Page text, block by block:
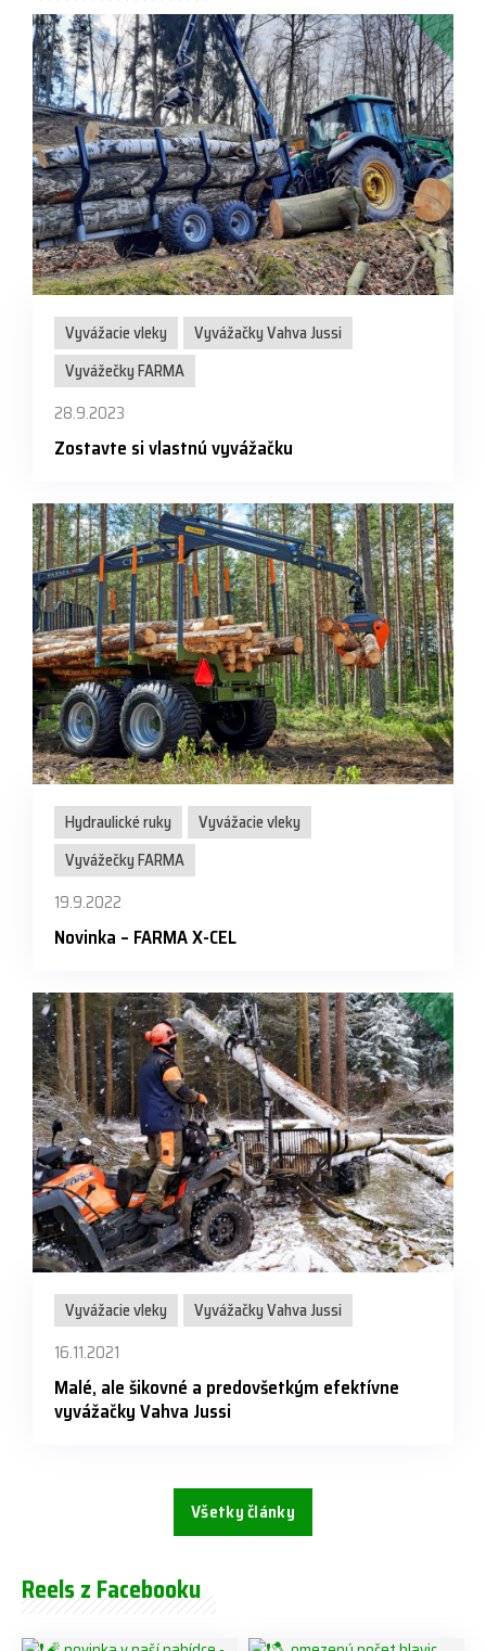
Vyvážacie vleky
Vyvážačky Vahva Jussi
Vyvážečky FARMA
28.9.2023
Zostavte si vlastnú vyvážačku
Hydraulické ruky
Vyvážacie vleky
Vyvážečky FARMA
19.9.2022
Novinka – FARMA X-CEL
Vyvážacie vleky
Vyvážačky Vahva Jussi
16.11.2021
Malé, ale šikovné a predovšetkým efektívne
vyvážačky Vahva Jussi
Všetky články
Reels z Facebooku